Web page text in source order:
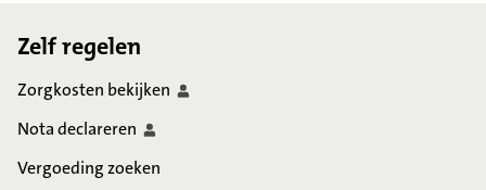
Zelf regelen
Zorgkosten bekijken
Notadeclareren
Vergoeding zoeken